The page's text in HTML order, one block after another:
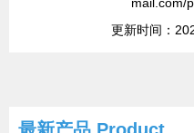
更新时间：